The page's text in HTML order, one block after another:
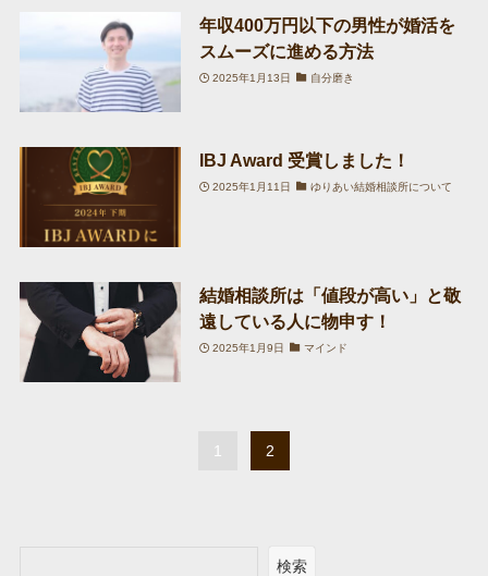
年収400万円以下の男性が婚活を
スムーズに進める方法
2025年1月13日 自分磨き
IBJ Award 受賞しました！
2025年1月11日 ゆりあい結婚相談所について
結婚相談所は「値段が高い」と敬
遠している人に物申す！
2025年1月9日 マインド
1 2
検索